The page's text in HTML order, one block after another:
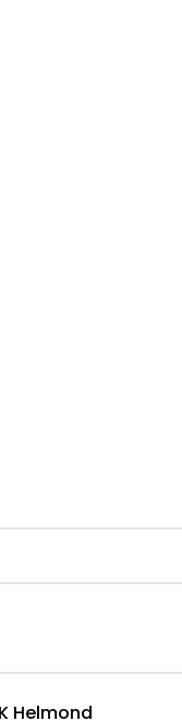
km)
werkzaamheden
Helmond